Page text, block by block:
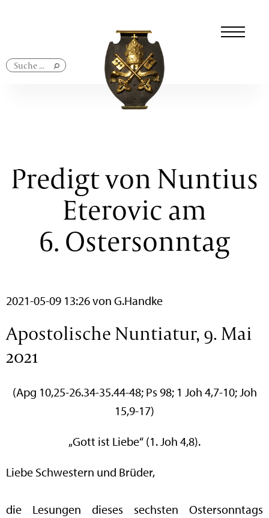
Predigt von Nuntius
Eterovic am
6. Ostersonntag
2021-05-09 13:26von G.Handke
Apostolische Nuntiatur, 9. Mai
2021
(Apg 10,25-26.34-35.44-48; Ps 98; 1 Joh 4,7-10; Joh
15,9-17)
„Gott ist Liebe“ (1. Joh 4,8).
Liebe Schwestern und Brüder,
die Lesungen dieses sechsten Ostersonntags